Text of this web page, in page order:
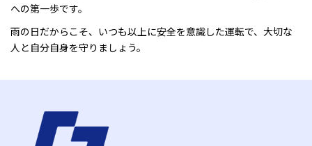
への第一歩です。
雨の日だからこそ、いつも以上に安全を意識した運転で、大切な
人と自分自身を守りましょう。